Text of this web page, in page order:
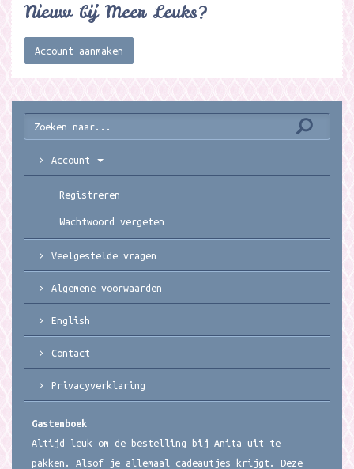
Nieuw bij Meer Leuks?
Account aanmaken
Account
Registreren
Wachtwoord vergeten
Veelgestelde vragen
Algemene voorwaarden
English
Contact
Privacyverklaring
Gastenboek
Altijd leuk om de bestelling bij Anita uit te
pakken. Alsof je allemaal cadeautjes krijgt. Deze